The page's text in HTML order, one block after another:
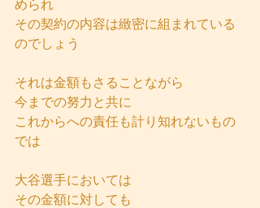
められ
その契約の内容は緻密に組まれている
のでしょう
それは金額もさることながら
今までの努力と共に
これからへの責任も計り知れないもの
では
大谷選手においては
その金額に対しても